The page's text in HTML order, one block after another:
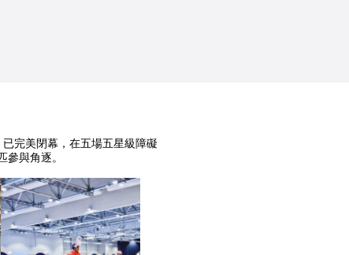
完美閉幕，在五場五星級障礙
與角逐。